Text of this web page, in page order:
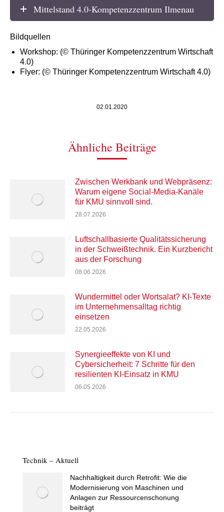
Mittelstand 4.0-Kompetenzzentrum Ilmenau
Bildquellen
Workshop: (© Thüringer Kompetenzzentrum Wirtschaft
4.0)
Flyer: (© Thüringer Kompetenzzentrum Wirtschaft 4.0)
02.01.2020
Ähnliche Beiträge
Zwischen Werkbank und Webpräsenz:
Warum eigene Social-Media-Kanäle
für KMU sinnvoll sind.
28.07.2026
Luftschallbasierte Qualitätssicherung
in der Schweißtechnik. Ein Kurzbericht
aus der Forschung
08.06.2026
Wundermittel oder Wortsalat? KI-Texte
im Unternehmensalltag richtig
einsetzen
22.05.2026
Synergieeffekte von KI und
Cybersicherheit: 7 Schritte für den
resilienten KI-Einsatz in KMU
06.05.2026
Technik – Aktuell
Nachhaltigkeit durch Retrofit: Wie die
Modernisierung von Maschinen und
Anlagen zur Ressourcenschonung
beiträgt